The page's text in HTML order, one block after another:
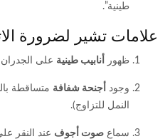
طينية”.
علامات تشير لضرورة
ظهور أنابيب طينية على
وجود أجنحة شفافة متساقطة
النمل للتزاوج).
سماع صوت أجوف عند النقر